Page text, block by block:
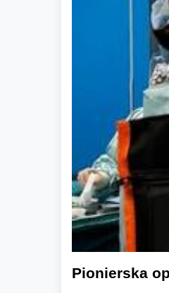
Pionierska